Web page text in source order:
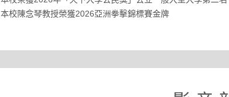
本校陳念琴教授榮獲2026亞洲拳擊錦標賽金牌